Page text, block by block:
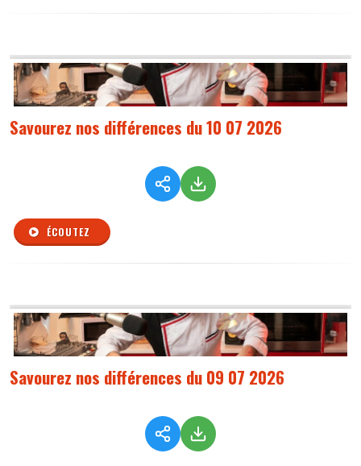
Savourez nos différences du 10 07 2026
ÉCOUTEZ
Savourez nos différences du 09 07 2026